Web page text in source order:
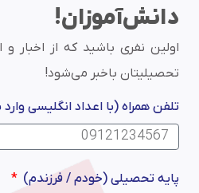
دانش‌آموزان!
اولین نفری باشید که از اخبار و
تحصیلیتان باخبر می‌شود!
تلفن همراه (با اعداد انگلیسی
پایه تحصیلی (خودم / فرزندم)